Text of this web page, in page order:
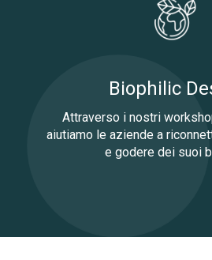
Biophilic
Attraverso i nostri
aiutiamo le aziende a
e godere dei suoi